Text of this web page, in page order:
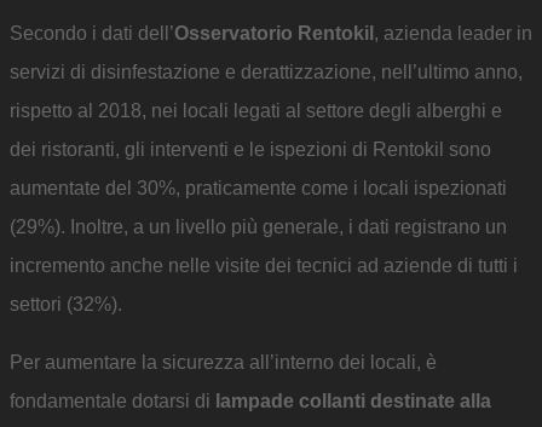
Secondo i dati dell’Osservatorio Rentokil , azienda leader in
servizi di disinfestazione e derattizzazione, nell’ultimo anno,
rispetto al 2018, nei locali legati al settore degli alberghi e
dei ristoranti, gli interventi e le ispezioni di Rentokil sono
aumentate del 30%, praticamente come i locali ispezionati
(29%). Inoltre, a un livello più generale, i dati registrano un
incremento anche nelle visite dei tecnici ad aziende di tutti i
settori (32%).
Per aumentare la sicurezza all’interno dei locali, è
fondamentale dotarsi di lampade collanti destinate alla